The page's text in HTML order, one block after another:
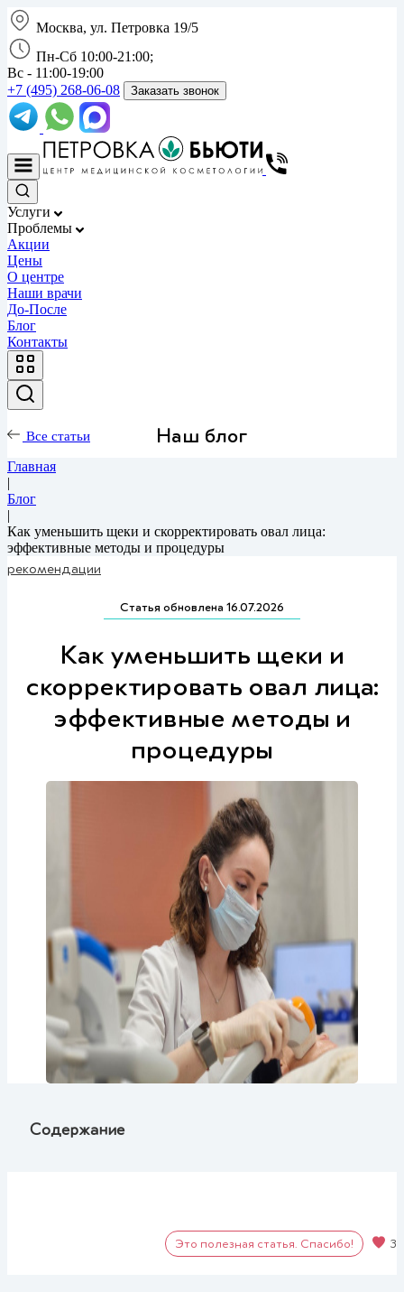
Москва, ул. Петровка 19/5
Пн-Сб 10:00-21:00;
Вс - 11:00-19:00
+7 (495) 268-06-08
Заказать звонок
Услуги
Проблемы
Акции
Цены
О центре
Наши врачи
До-После
Блог
Контакты
Наш блог
Все статьи
Главная
|
Блог
|
Как уменьшить щеки и скорректировать овал лица:
эффективные методы и процедуры
рекомендации
Статья обновлена 16.07.2026
Как уменьшить щеки и
скорректировать овал лица:
эффективные методы и
процедуры
Содержание
Это полезная статья. Спасибо! 3